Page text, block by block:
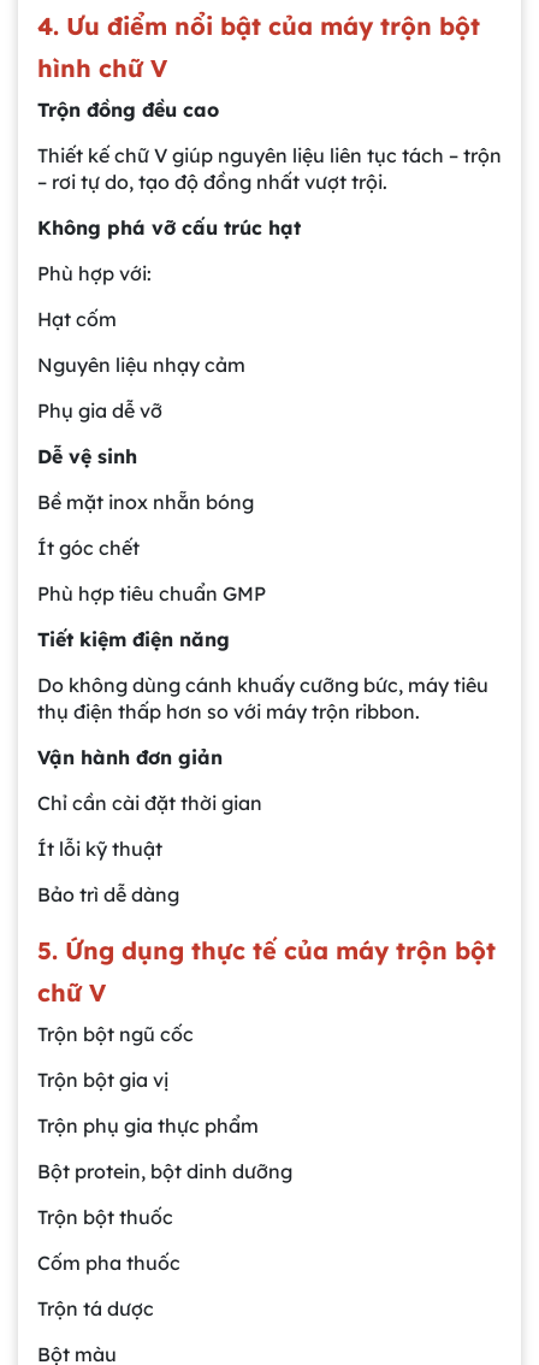
4. Ưu điểm nổi bật của máy trộn bột
hình chữ V
Trộn đồng đều cao
Thiết kế chữ V giúp nguyên liệu liên tục tách – trộn
– rơi tự do, tạo độ đồng nhất vượt trội.
Không phá vỡ cấu trúc hạt
Phù hợp với:
Hạt cốm
Nguyên liệu nhạy cảm
Phụ gia dễ vỡ
Dễ vệ sinh
Bề mặt inox nhẵn bóng
Ít góc chết
Phù hợp tiêu chuẩn GMP
Tiết kiệm điện năng
Do không dùng cánh khuấy cưỡng bức, máy tiêu
thụ điện thấp hơn so với máy trộn ribbon.
Vận hành đơn giản
Chỉ cần cài đặt thời gian
Ít lỗi kỹ thuật
Bảo trì dễ dàng
5. Ứng dụng thực tế của máy trộn bột
chữ V
Trộn bột ngũ cốc
Trộn bột gia vị
Trộn phụ gia thực phẩm
Bột protein, bột dinh dưỡng
Trộn bột thuốc
Cốm pha thuốc
Trộn tá dược
Bột màu